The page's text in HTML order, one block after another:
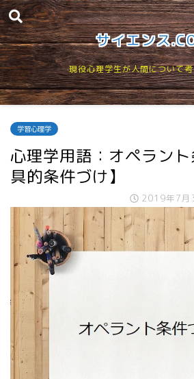
サイエンス
現役心理学生が人間について
学習心理学
心理学用語：オペラン
具的条件づけ】
2019年7月